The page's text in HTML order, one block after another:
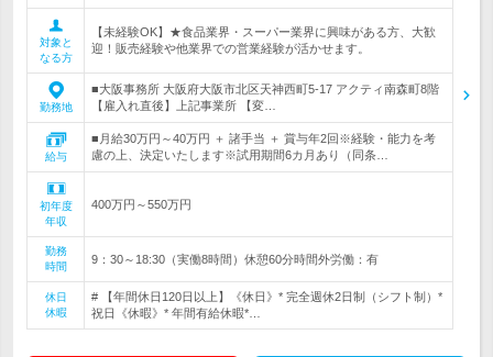
対象と
なる方
【未経験OK】★食品業界・スーパー業界に興味がある方、大歓
迎！販売経験や他業界での営業経験が活かせます。
勤務地
■大阪事務所 大阪府大阪市北区天神西町5-17 アクティ南森町8階
【雇入れ直後】上記事業所 【変…
給与
■月給30万円～40万円 ＋ 諸手当 ＋ 賞与年2回※経験・能力を考
慮の上、決定いたします※試用期間6カ月あり（同条…
初年度
年収
400万円～550万円
勤務
時間
9：30～18:30（実働8時間）休憩60分時間外労働：有
休日
休暇
# 【年間休日120日以上】《休日》* 完全週休2日制（シフト制）*
祝日《休暇》* 年間有給休暇*…